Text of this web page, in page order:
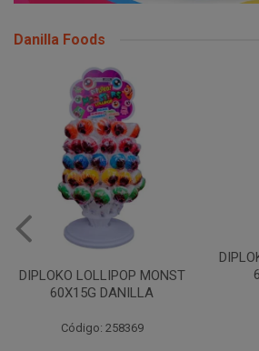
Danilla Foods
DIPLOKO LOLLIPOP MONST
60X15G DANILLA
Código: 258369